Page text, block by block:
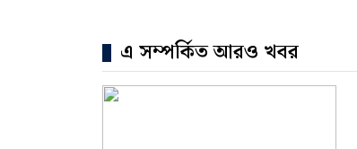
এ সম্পর্কিত আরও খবর